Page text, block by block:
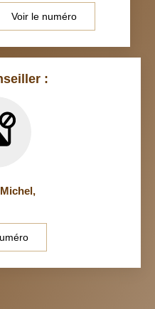
Voir le numéro
:
,